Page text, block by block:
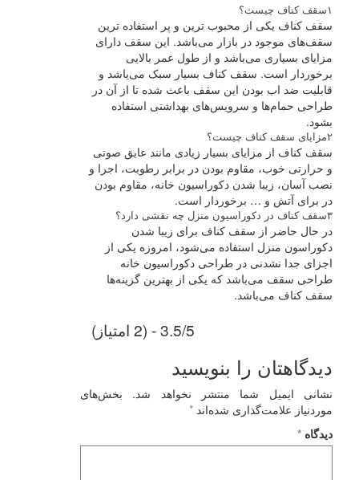
۱سقف کناف چیست؟
سقف کناف یکی از محبوب ترین و پر استفاده ترین
سقف‌های موجود در بازار می‌باشد. این سقف دارای
مزایای بسیاری می‌باشد و از طول عمر بالایی
برخوردار است. سقف کناف بسیار سبک می‌یاشد و
قابلیت ضد اب بودن این سقف باعث شده تا از آن در
طراحی حمام‌ها و سرویس‌های بهداشتی استفاده
بشود.
۲مزایای سقف کناف چیست؟
سقف کناف از مزایای بسیار زیادی مانند عایق صوتی
و حرارتی خوب، مقاوم بودن در برابر رطوبت، اجرا و
نصب آسان، زیبا شدن دکوراسیون خانه، مقاوم بودن
در برای آتش و … برخوردار است.
۳سقف کناف در دکوراسیون منزل چه نقشی دارد؟
در حال حاضر از سقف کناف برای زیبا شدن
دکوراسون منزل استفاده می‌شود، امروزه یکی از
اجزای جدا نشدنی در طراحی‌ دکوراسیون خانه
طراحی سقف می‌باشد که یکی از بهترین گزینه‌ها
سقف کناف می‌باشد.
3.5/5 - (2 امتیاز)
دیدگاهتان را بنویسید
نشانی ایمیل شما منتشر نخواهد شد.
بخش‌های
موردنیاز علامت‌گذاری شده‌اند *
دیدگاه *